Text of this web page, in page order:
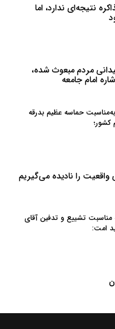
نتیجه‌ای ندارد، اما
مردم مبعوث شده،
امام جامعه
حماسه عظیم بدرقه
کشور؛
واقعیت را نادیده می‌گیریم
مناسبت تشییع و تدفین آقای
امت: